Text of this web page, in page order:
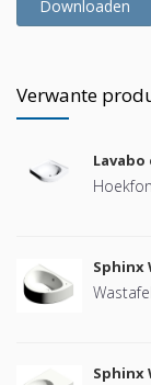
Downloaden
Verwante
Lavabo
Sphinx
Sphinx